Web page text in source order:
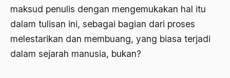
maksud penulis dengan mengemukakan hal itu
dalam tulisan ini, sebagai bagian dari proses
melestarikan dan membuang, yang biasa terjadi
dalam sejarah manusia, bukan?
APRI
arab